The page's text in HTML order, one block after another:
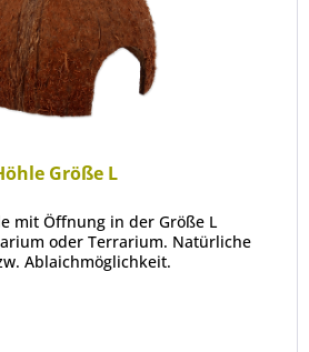
Größe L
mit Öffnung in der Größe L
oder Terrarium. Natürliche
Ablaichmöglichkeit.